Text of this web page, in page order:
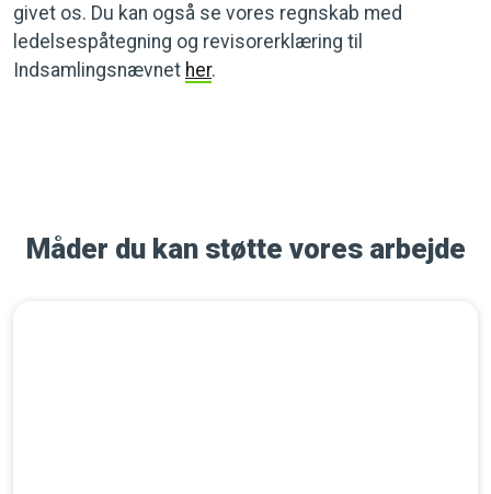
givet os. Du kan også se vores regnskab med
ledelsespåtegning og revisorerklæring til
Indsamlingsnævnet her.
Måder du kan støtte vores arbejde